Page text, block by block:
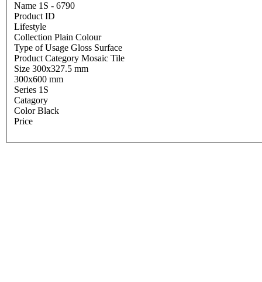
Name 1S - 6790
Product ID
Lifestyle
Collection Plain Colour
Type of Usage Gloss Surface
Product Category Mosaic Tile
Size 300x327.5 mm
300x600 mm
Series 1S
Catagory
Color Black
Price